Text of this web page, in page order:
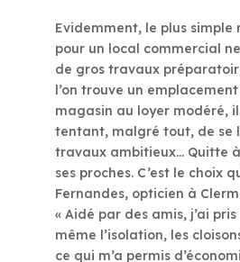
Evidemment, le plus simple
pour un local commercial
de gros travaux
l’on trouve un
magasin au loyer modéré,
tentant, malgré tout, de se
travaux ambitieux… Quitte à
ses proches. C’est le choix
Fernandes, opticien à
« Aidé par des amis, j’ai
même l’isolation, les
ce qui m’a permis